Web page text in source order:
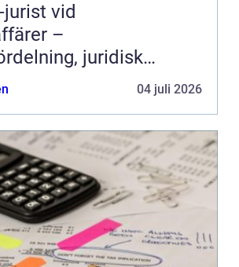
vid
–
juridisk
hantering av04 juli 2026